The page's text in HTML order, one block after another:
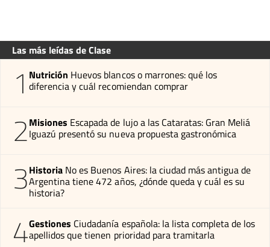
Las más leídas de Clase
1 Nutrición Huevos blancos o marrones: qué los
diferencia y cuál recomiendan comprar
2Misiones Escapada de lujo a las Cataratas: Gran Meliá
Iguazú presentó su nueva propuesta gastronómica
3Historia No es Buenos Aires: la ciudad más antigua de
Argentina tiene 472 años, ¿dónde queda y cuál es su
historia?
4Gestiones Ciudadanía española: la lista completa de los
apellidos que tienen prioridad para tramitarla